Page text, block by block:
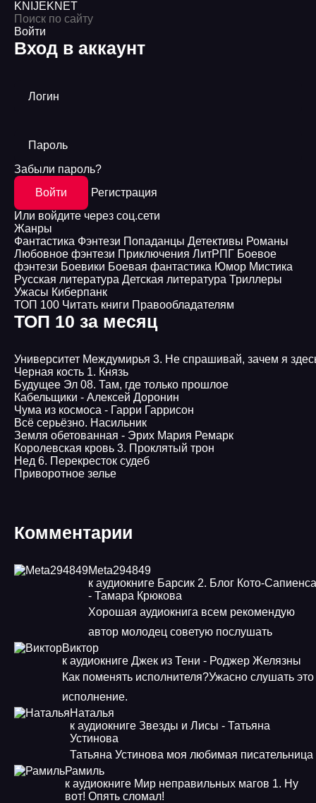
KNIJEKNET
Войти
Вход в аккаунт
Логин
Пароль
Забыли пароль?
Войти
Регистрация
Или войдите через соц.сети
Жанры
Фантастика Фэнтези Попаданцы Детективы Романы
Любовное фэнтези Приключения ЛитРПГ Боевое
фэнтези Боевики Боевая фантастика Юмор Мистика
Русская литература Детская литература Триллеры
Ужасы Киберпанк
ТОП 100 Читать книги Правообладателям
ТОП 10 за месяц
Университет Междумирья 3. Не спрашивай, зачем я
Черная кость 1. Князь
Будущее Эл 08. Там, где только прошлое
Кабельщики - Алексей Доронин
Чума из космоса - Гарри Гаррисон
Всё серьёзно. Насильник
Земля обетованная - Эрих Мария Ремарк
Королевская кровь 3. Проклятый трон
Нед 6. Перекресток судеб
Приворотное зелье
Комментарии
Meta294849
к аудиокниге Барсик 2. Блог Кото-Сапиенса
- Тамара Крюкова
Хорошая аудиокнига всем рекомендую
автор молодец советую послушать
Виктор
к аудиокниге Джек из Тени - Роджер Желязны
Как поменять исполнителя?Ужасно слушать это
исполнение.
Наталья
к аудиокниге Звезды и Лисы - Татьяна
Устинова
Татьяна Устинова моя любимая писательница
Рамиль
к аудиокниге Мир неправильных магов 1. Ну
вот! Опять сломал!